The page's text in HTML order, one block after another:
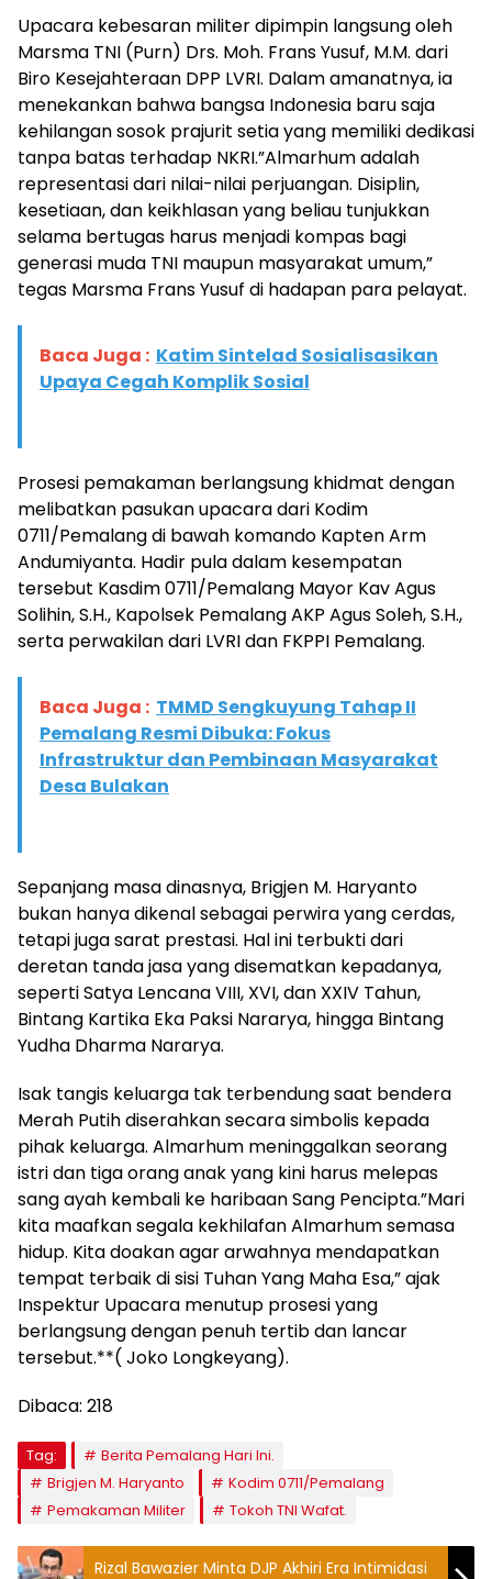
Upacara kebesaran militer dipimpin langsung oleh
Marsma TNI (Purn) Drs. Moh. Frans Yusuf, M.M. dari
Biro Kesejahteraan DPP LVRI. Dalam amanatnya, ia
menekankan bahwa bangsa Indonesia baru saja
kehilangan sosok prajurit setia yang memiliki dedikasi
tanpa batas terhadap NKRI.”Almarhum adalah
representasi dari nilai-nilai perjuangan. Disiplin,
kesetiaan, dan keikhlasan yang beliau tunjukkan
selama bertugas harus menjadi kompas bagi
generasi muda TNI maupun masyarakat umum,”
tegas Marsma Frans Yusuf di hadapan para pelayat.
Baca Juga : Katim Sintelad Sosialisasikan
Upaya Cegah Komplik Sosial
Prosesi pemakaman berlangsung khidmat dengan
melibatkan pasukan upacara dari Kodim
0711/Pemalang di bawah komando Kapten Arm
Andumiyanta. Hadir pula dalam kesempatan
tersebut Kasdim 0711/Pemalang Mayor Kav Agus
Solihin, S.H., Kapolsek Pemalang AKP Agus Soleh, S.H.,
serta perwakilan dari LVRI dan FKPPI Pemalang.
Baca Juga : TMMD Sengkuyung Tahap II
Pemalang Resmi Dibuka: Fokus
Infrastruktur dan Pembinaan Masyarakat
Desa Bulakan
Sepanjang masa dinasnya, Brigjen M. Haryanto
bukan hanya dikenal sebagai perwira yang cerdas,
tetapi juga sarat prestasi. Hal ini terbukti dari
deretan tanda jasa yang disematkan kepadanya,
seperti Satya Lencana VIII, XVI, dan XXIV Tahun,
Bintang Kartika Eka Paksi Nararya, hingga Bintang
Yudha Dharma Nararya.
Isak tangis keluarga tak terbendung saat bendera
Merah Putih diserahkan secara simbolis kepada
pihak keluarga. Almarhum meninggalkan seorang
istri dan tiga orang anak yang kini harus melepas
sang ayah kembali ke haribaan Sang Pencipta.”Mari
kita maafkan segala kekhilafan Almarhum semasa
hidup. Kita doakan agar arwahnya mendapatkan
tempat terbaik di sisi Tuhan Yang Maha Esa,” ajak
Inspektur Upacara menutup prosesi yang
berlangsung dengan penuh tertib dan lancar
tersebut.**( Joko Longkeyang).
Dibaca: 218
Tag:
Berita Pemalang Hari Ini.
Brigjen M. Haryanto
Kodim 0711/Pemalang
Pemakaman Militer
Tokoh TNI Wafat.
Rizal Bawazier Minta DJP Akhiri Era Intimidasi